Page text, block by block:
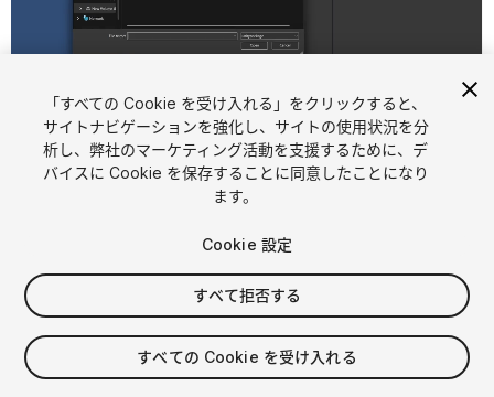
1/11
$24.99
消費税は決済時に計算されます
「すべての Cookie を受け入れる」をクリックすると、
サイトナビゲーションを強化し、サイトの使用状況を分
析し、弊社のマーケティング活動を支援するために、デ
バイスに Cookie を保存することに同意したことになり
ます。
Cookie 設定
すべて拒否する
すべての Cookie を受け入れる